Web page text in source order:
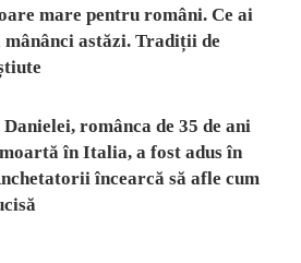
mare pentru români. Ce ai
mânânci astăzi. Tradiții de
românca de 35 de ani
în Italia, a fost adus în
încearcă să afle cum